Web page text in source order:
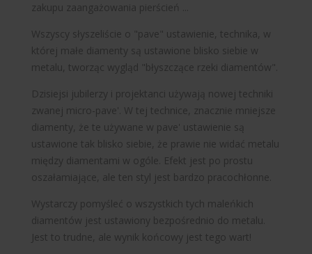
zakupu zaangażowania pierścień ...
Wszyscy słyszeliście o "pave" ustawienie, technika, w
której małe diamenty są ustawione blisko siebie w
metalu, tworząc wygląd "błyszczące rzeki diamentów".
Dzisiejsi jubilerzy i projektanci używają nowej techniki
zwanej micro-pave'. W tej technice, znacznie mniejsze
diamenty, że te używane w pave' ustawienie są
ustawione tak blisko siebie, że prawie nie widać metalu
między diamentami w ogóle. Efekt jest po prostu
oszałamiające, ale ten styl jest bardzo pracochłonne.
Wystarczy pomyśleć o wszystkich tych maleńkich
diamentów jest ustawiony bezpośrednio do metalu.
Jest to trudne, ale wynik końcowy jest tego wart!